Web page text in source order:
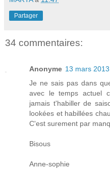
Partager
34 commentaires:
Anonyme 13 mars
Je ne sais pas dans
avec le temps actuel
jamais t'habiller de
lookées et habillées
C'est surement par
Bisous
Anne-sophie